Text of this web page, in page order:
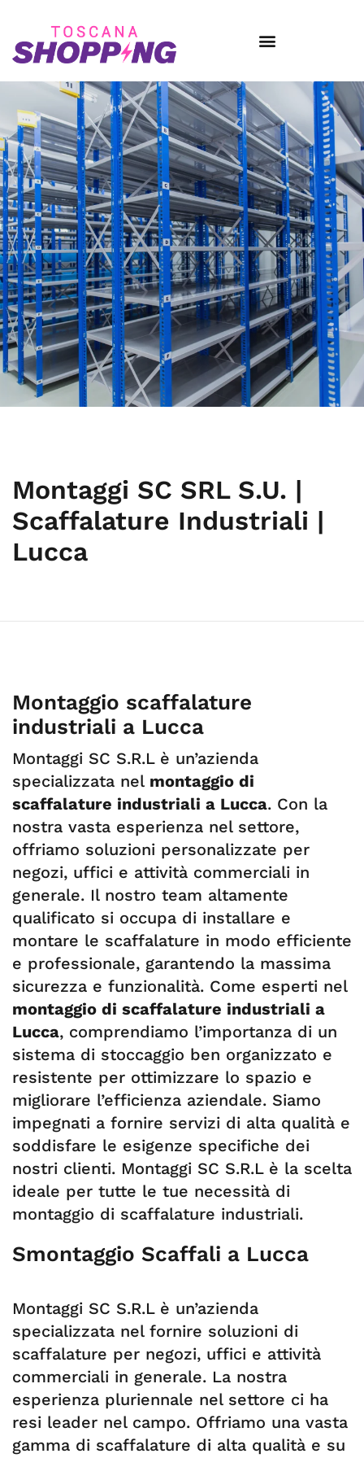
Montaggi SC SRL S.U. |
Scaffalature Industriali |
Lucca
Montaggio scaffalature
industriali a Lucca
Montaggi SC S.R.L è un’azienda
specializzata nel montaggio di
scaffalature industriali a Lucca. Con la
nostra vasta esperienza nel settore,
offriamo soluzioni personalizzate per
negozi, uffici e attività commerciali in
generale. Il nostro team altamente
qualificato si occupa di installare e
montare le scaffalature in modo efficiente
e professionale, garantendo la massima
sicurezza e funzionalità. Come esperti nel
montaggio di scaffalature industriali a
Lucca, comprendiamo l’importanza di un
sistema di stoccaggio ben organizzato e
resistente per ottimizzare lo spazio e
migliorare l’efficienza aziendale. Siamo
impegnati a fornire servizi di alta qualità e
soddisfare le esigenze specifiche dei
nostri clienti. Montaggi SC S.R.L è la scelta
ideale per tutte le tue necessità di
montaggio di scaffalature industriali.
Smontaggio Scaffali a Lucca
Montaggi SC S.R.L è un’azienda
specializzata nel fornire soluzioni di
scaffalature per negozi, uffici e attività
commerciali in generale. La nostra
esperienza pluriennale nel settore ci ha
resi leader nel campo. Offriamo una vasta
gamma di scaffalature di alta qualità e su